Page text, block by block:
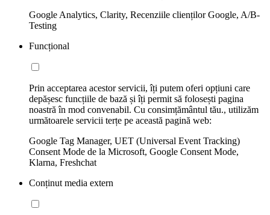
Google Analytics, Clarity, Recenziile clienților Google, A/B-
Testing
Funcțional
Prin acceptarea acestor servicii, îți putem oferi opțiuni care
depășesc funcțiile de bază și îți permit să folosești pagina
noastră în mod convenabil. Cu consimțământul tău., utilizăm
următoarele servicii terțe pe această pagină web:
Google Tag Manager, UET (Universal Event Tracking)
Consent Mode de la Microsoft, Google Consent Mode,
Klarna, Freshchat
Conținut media extern